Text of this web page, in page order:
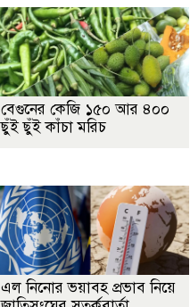
বেগুনের কেজি ১৫০ আর ৪০০
ছুঁই ছুঁই কাঁচা মরিচ
এল নিনোর ভয়াবহ প্রভাব নিয়ে